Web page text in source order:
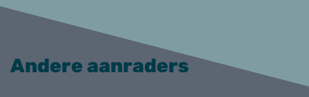
Andere aanraders